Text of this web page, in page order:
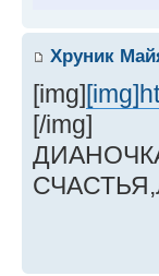
Хруник
[img]
[/img]